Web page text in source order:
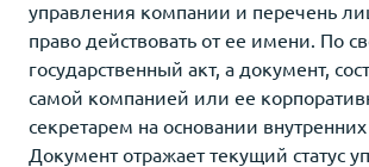
управления компании и перечень
право действовать от ее имени. По
государственный акт, а документ,
самой компанией или ее
секретарем на основании внутренних
Документ отражает текущий статус